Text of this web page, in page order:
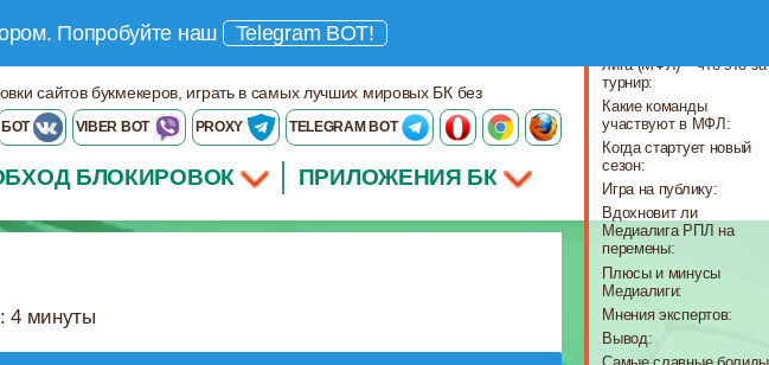
Попробуйте наш Telegram BOT!
сайтов букмекеров, играть в самых лучших мировых БК без
TELEGRAM BOT
PROXY
VIBER BOT
БОТ
БЛОКИРОВОК ПРИЛОЖЕНИЯ БК
4 минуты
лига (МФЛ) – что это за
турнир:
Какие команды
участвуют в МФЛ:
Когда стартует новый
сезон:
Игра на публику:
Вдохновит ли
Медиалига РПЛ на
перемены:
Плюсы и минусы
Медиалиги:
Мнения экспертов:
Вывод: